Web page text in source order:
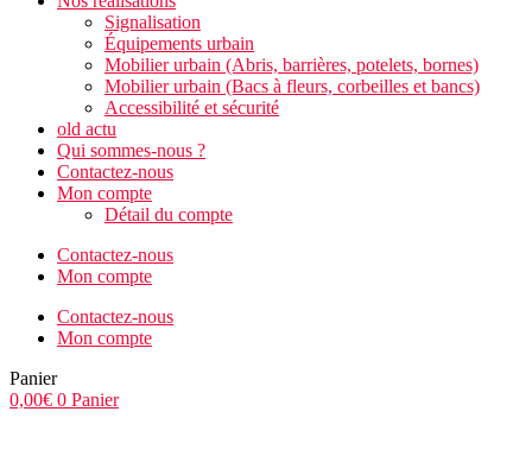
Signalisation
Équipements urbain
Mobilier urbain (Abris, barrières, potelets, bornes)
Mobilier urbain (Bacs à fleurs, corbeilles et bancs)
Accessibilité et sécurité
old actu
Qui sommes-nous ?
Contactez-nous
Mon compte
Détail du compte
Contactez-nous
Mon compte
Contactez-nous
Mon compte
Panier
0,00€ 0 Panier